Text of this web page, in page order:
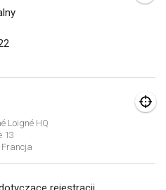
Loigné HQ
13
Francja
|
Mölkky-open